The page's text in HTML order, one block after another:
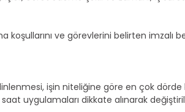
koşullarını ve görevlerini belirten imzalı
işin niteliğine göre en çok
uygulamaları dikkate alınarak